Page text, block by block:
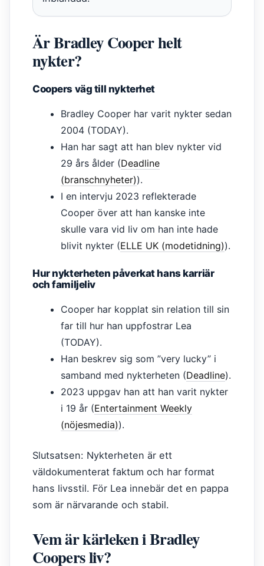
Är Bradley Cooper helt
nykter?
Coopers väg till nykterhet
Bradley Cooper har varit nykter sedan
2004 (TODAY).
Han har sagt att han blev nykter vid
29 års ålder (Deadline
(branschnyheter)).
I en intervju 2023 reflekterade
Cooper över att han kanske inte
skulle vara vid liv om han inte hade
blivit nykter (ELLE UK (modetidning)).
Hur nykterheten påverkat hans karriär
och familjeliv
Cooper har kopplat sin relation till sin
far till hur han uppfostrar Lea
(TODAY).
Han beskrev sig som ”very lucky” i
samband med nykterheten (Deadline).
2023 uppgav han att han varit nykter
i 19 år (Entertainment Weekly
(nöjesmedia)).
Slutsatsen: Nykterheten är ett
väldokumenterat faktum och har format
hans livsstil. För Lea innebär det en pappa
som är närvarande och stabil.
Vem är kärleken i Bradley
Coopers liv?